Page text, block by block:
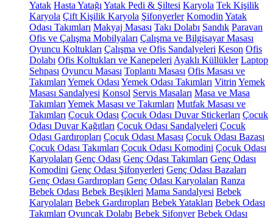
Yatak Hasta Yatağı Yatak Pedi & Şiltesi Karyola Tek Kişilik
Karyola Çift Kişilik Karyola Şifonyerler Komodin Yatak
Odası Takımları Makyaj Masası Takı Dolabı Sandık Paravan
Ofis ve Çalışma Mobilyaları Çalışma ve Bilgisayar Masası
Oyuncu Koltukları Çalışma ve Ofis Sandalyeleri Keson Ofis
Dolabı Ofis Koltukları ve Kanepeleri Ayaklı Küllükler Laptop
Sehpası Oyuncu Masası Toplantı Masası Ofis Masası ve
Takımları Yemek Odası Yemek Odası Takımları Vitrin Yemek
Masası Sandalyesi Konsol Servis Masaları Masa ve Masa
Takımları Yemek Masası ve Takımları Mutfak Masası ve
Takımları Çocuk Odası Çocuk Odası Duvar Stickerları Çocuk
Odası Duvar Kağıtları Çocuk Odası Sandalyeleri Çocuk
Odası Gardıropları Çocuk Odası Masası Çocuk Odası Bazası
Çocuk Odası Takımları Çocuk Odası Komodini Çocuk Odası
Karyolaları Genç Odası Genç Odası Takımları Genç Odası
Komodini Genç Odası Şifonyerleri Genç Odası Bazaları
Genç Odası Gardıropları Genç Odası Karyolaları Ranza
Bebek Odası Bebek Beşikleri Mama Sandalyesi Bebek
Karyolaları Bebek Gardıropları Bebek Yatakları Bebek Odası
Takımları Oyuncak Dolabı Bebek Şifonyer Bebek Odası